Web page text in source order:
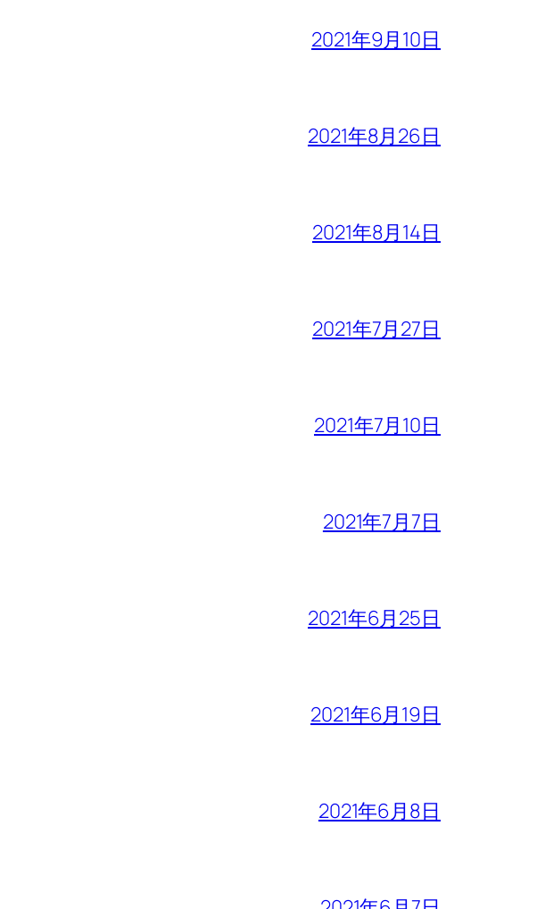
2021年9月10日
2021年8月26日
2021年8月14日
2021年7月27日
2021年7月10日
2021年7月7日
2021年6月25日
2021年6月19日
2021年6月8日